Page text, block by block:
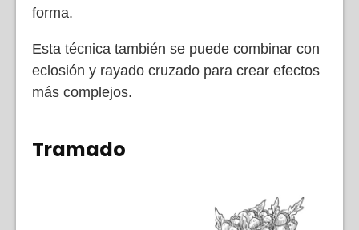
forma.
Esta técnica también se puede combinar con
eclosión y rayado cruzado para crear efectos
más complejos.
Tramado